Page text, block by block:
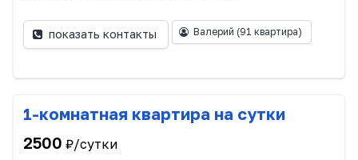
показать контакты Валерий (91 квартира)
1-комнатная квартира на сутки
2500 ₽/сутки